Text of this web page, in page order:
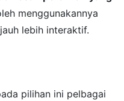
menggunakannya
lebih interaktif.
pilihan ini pelbagai